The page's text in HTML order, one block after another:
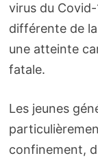
virus du
différente de
une atteinte
fatale.
Les jeunes
confinement,